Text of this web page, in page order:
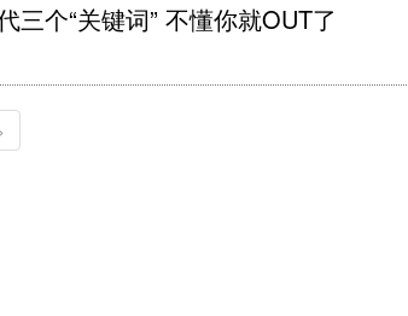
三个“关键词” 不懂你就OUT了